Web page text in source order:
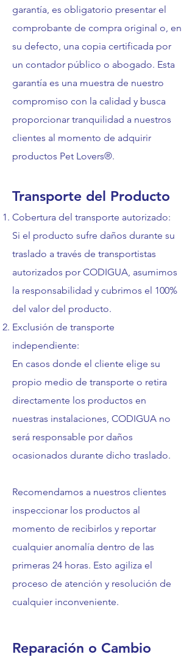
garantía, es obligatorio presentar el
comprobante de compra original o, en
su defecto, una copia certificada por
un contador público o abogado. Esta
garantía es una muestra de nuestro
compromiso con la calidad y busca
proporcionar tranquilidad a nuestros
clientes al momento de adquirir
productos Pet Lovers®.
Transporte del Producto
Cobertura del transporte autorizado:
Si el producto sufre daños durante su
traslado a través de transportistas
autorizados por CODIGUA, asumimos
la responsabilidad y cubrimos el 100%
del valor del producto.
Exclusión de transporte
independiente:
En casos donde el cliente elige su
propio medio de transporte o retira
directamente los productos en
nuestras instalaciones, CODIGUA no
será responsable por daños
ocasionados durante dicho traslado.
Recomendamos a nuestros clientes
inspeccionar los productos al
momento de recibirlos y reportar
cualquier anomalía dentro de las
primeras 24 horas. Esto agiliza el
proceso de atención y resolución de
cualquier inconveniente.
Reparación o Cambio